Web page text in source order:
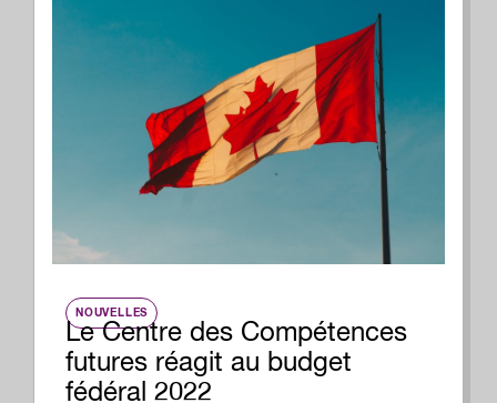
NOUVELLES
Le Centre des Compétences
futures réagit au budget
fédéral 2022